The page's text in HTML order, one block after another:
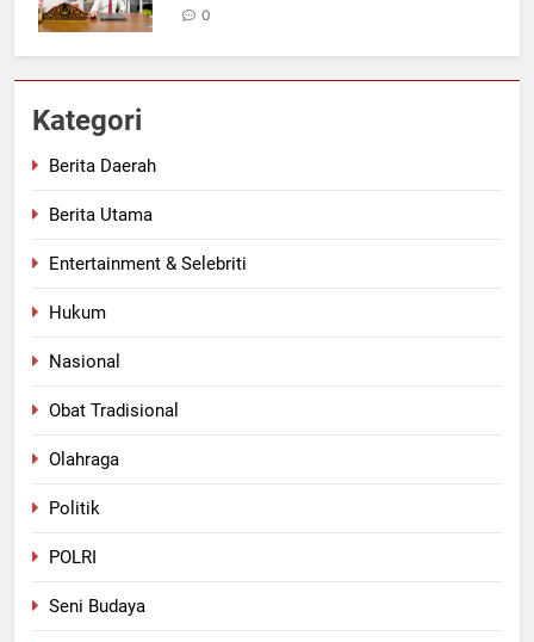
0
Kategori
Berita Daerah
Berita Utama
Entertainment & Selebriti
Hukum
Nasional
Obat Tradisional
Olahraga
Politik
POLRI
Seni Budaya